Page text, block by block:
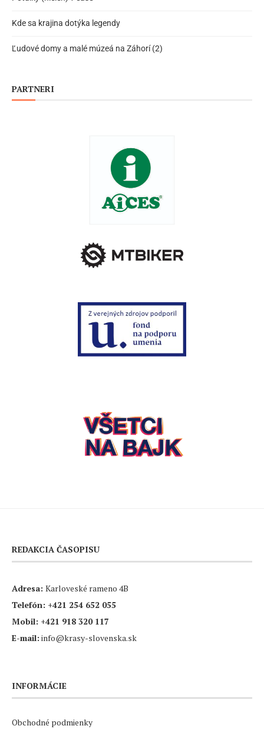
Kde sa krajina dotýka legendy
Ľudové domy a malé múzeá na Záhorí (2)
PARTNERI
REDAKCIA ČASOPISU
Adresa: Karloveské rameno 4B
Telefón: +421 254 652 055
Mobil: +421 918 320 117
E-mail: info@krasy-slovenska.sk
INFORMÁCIE
Obchodné podmienky